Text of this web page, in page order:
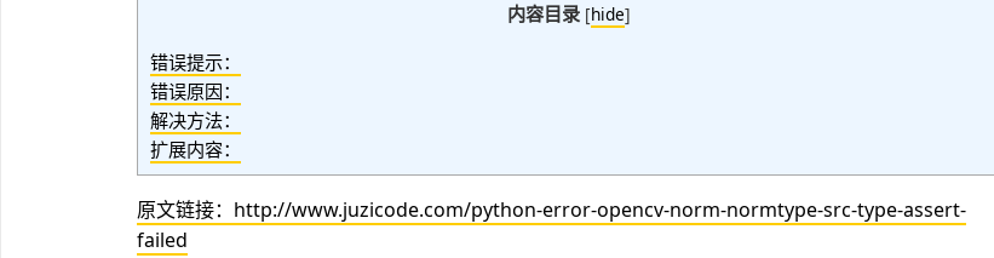
内容目录 [hide]
错误提示：
错误原因：
解决方法：
扩展内容：
原文链接：http://www.juzicode.com/python-error-opencv-norm-normtype-src-type-assert-
failed